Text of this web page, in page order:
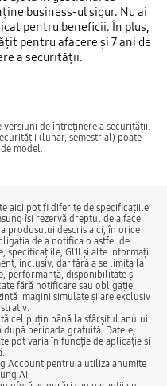
business-ul sigur. Nu ai
pentru beneficii. În plus,
pentru afacere și 7 ani de
a securității.
de întreținere a securității.
(lunar, semestrial) poate
model.
aici pot fi diferite de specificațiile
își rezervă dreptul de a face
produsului descris aici, în orice
de a notifica o astfel de
specificațiile, GUI și alte informații
inclusiv, dar fără a se limita la
performanță, disponibilitate și
fără notificare sau obligație
imagini simulate și are exclusiv
cel puțin până la sfârșitul anului
perioada gratuită. Datele,
pot varia în funcție de aplicație și
Account pentru a utiliza anumite
AI.